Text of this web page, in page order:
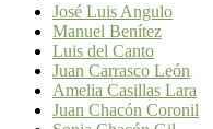
José Luis Angulo
Manuel Benítez
Luis del Canto
Juan Carrasco León
Amelia Casillas Lara
Juan Chacón Coronil